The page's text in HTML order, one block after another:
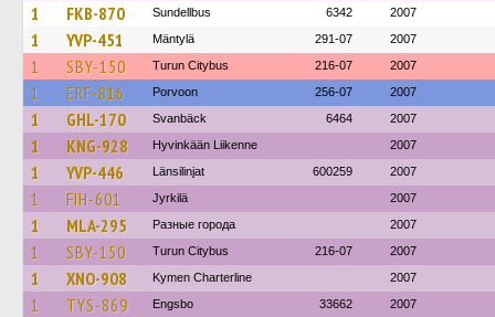
1 FKB-870 Sundellbus 6342 2007
1 YVP-451 Mäntylä 291-07 2007
1 SBY-150 Turun Citybus 216-07 2007
1 ERF-816 Porvoon 256-07 2007
1 GHL-170 Svanbäck 6464 2007
1 KNG-928 Hyvinkään Liikenne 2007
1 YVP-446 Länsilinjat 600259 2007
1 FIH-601 Jyrkilä 2007
1 MLA-295 Разные города 2007
1 SBY-150 Turun Citybus 216-07 2007
1 XNO-908 Kymen Charterline 2007
1 TYS-869 Engsbo 33662 2007